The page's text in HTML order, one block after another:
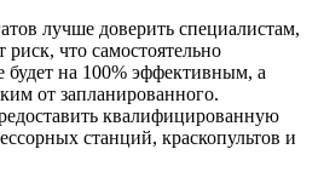
лучше доверить специалистам,
риск, что самостоятельно
будет на 100% эффективным, а
от запланированного.
квалифицированную
станций, краскопультов и